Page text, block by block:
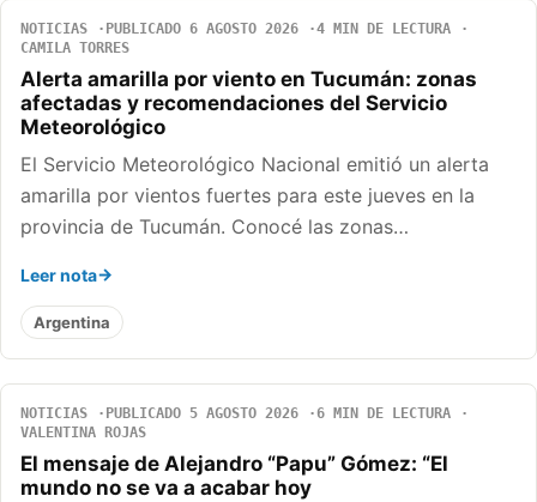
NOTICIAS PUBLICADO 6 AGOSTO 2026
4 MIN DE LECTURA
CAMILA TORRES
Alerta amarilla por viento en Tucumán: zonas
afectadas y recomendaciones del Servicio
Meteorológico
El Servicio Meteorológico Nacional emitió un alerta
amarilla por vientos fuertes para este jueves en la
provincia de Tucumán. Conocé las zonas…
Leer nota
Argentina
NOTICIAS PUBLICADO 5 AGOSTO 2026
6 MIN DE LECTURA
VALENTINA ROJAS
El mensaje de Alejandro “Papu” Gómez: “El
mundo no se va a acabar hoy